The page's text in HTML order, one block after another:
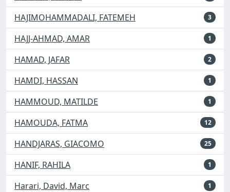
HAJIMOHAMMADALI, FATEMEH 3
HAJJ-AHMAD, AMAR 1
HAMAD, JAFAR 2
HAMDI, HASSAN 1
HAMMOUD, MATILDE 1
HAMOUDA, FATMA 12
HANDJARAS, GIACOMO 25
HANIF, RAHILA 1
Harari, David, Marc 1